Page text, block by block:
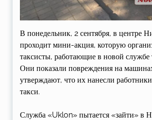
В понедельник, 2 сентября, в центре
проходит мини-акция, которую
таксисты, работающие в новой
Они показали повреждения на
утверждают, что их нанесли
такси.
Служба «Uklon» пытается «зайти» в